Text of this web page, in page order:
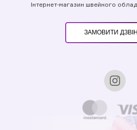
Інтернет-магазин швейного
ЗАМОВИТИ